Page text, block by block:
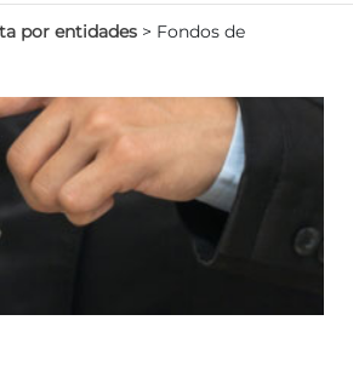
por entidades > Fondos de